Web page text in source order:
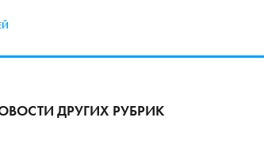
ДРУГИХ РУБРИК